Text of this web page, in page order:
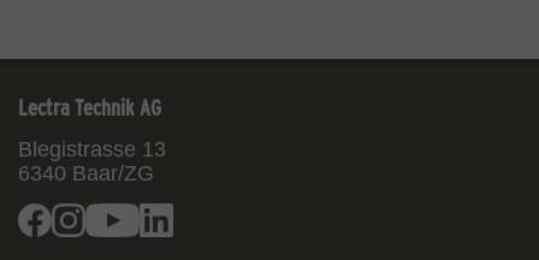
Lectra Technik AG
Blegistrasse 13
6340 Baar/ZG
Facebook
InstagramYoutube